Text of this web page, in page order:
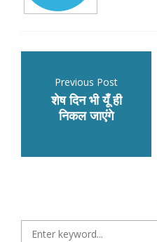
Previous Post
शेष दिन भी यूँ ही
निकल जाएंगे